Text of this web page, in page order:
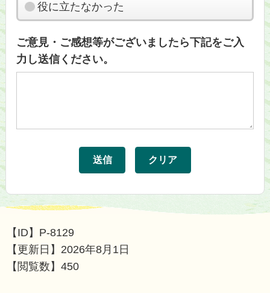
役に立たなかった
ご意見・ご感想等がございましたら下記をご入
力し送信ください。
【ID】 P-8129
【更新日】 2026年8月1日
【閲覧数】450